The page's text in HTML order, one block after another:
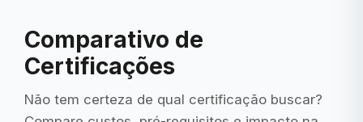
Comparativo de
Certificações
Não tem certeza de qual certificação buscar?